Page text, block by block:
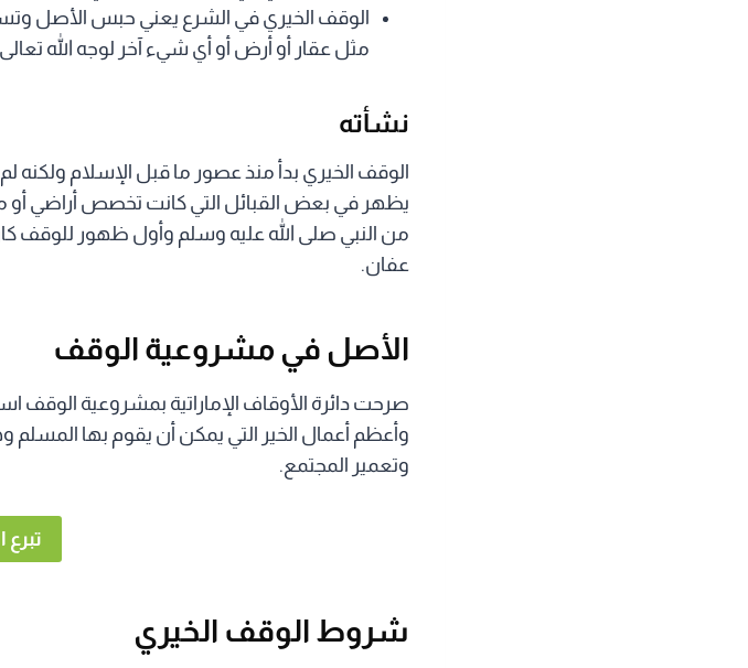
الوقف الخيري في الشرع يعني حبس الأصل
مثل عقار أو أرض أو أي شيء آخر لوجه الله
نشأته
الوقف الخيري بدأ منذ عصور ما قبل الإسلام
يظهر في بعض القبائل التي كانت تخصص أراضي أو
من النبي صلى الله عليه وسلم وأول ظهور للوقف
عفان.
الأصل في مشروعية الوقف
صرحت دائرة الأوقاف الإماراتية بمشروعية الوقف
وأعظم أعمال الخير التي يمكن أن يقوم بها المسلم
وتعمير المجتمع.
تبرع
شروط الوقف الخيري